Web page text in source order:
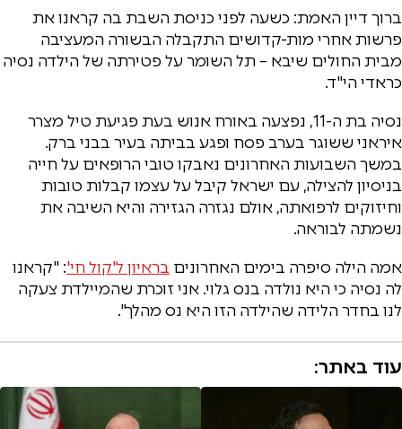
ברוך דיין האמת: כשעה לפני כניסת השבת בה קראנו את
פרשות אחרי מות-קדושים התקבלה הבשורה המעציבה
מבית החולים שיבא – תל השומר על פטירתה של הילדה נסיה
כראדי הי"ד.
נסיה בת ה-11, נפצעה באורח אנוש בעת פגיעת טיל מצרר
איראני ששוגר בערב פסח ופגע בביתה בעיר בבני ברק.
במשך השבועות האחרונים נאבקו טובי הרופאים על חייה
בניסיון להצילה, עם ישראל קיבל על עצמו קבלות טובות
וחיזוקים לרפואתה, אולם נגזרה הגזירה והיא השיבה את
נשמתה לבוראה.
אמה הילה סיפרה בימים האחרונים בראיון ל'קול חי': "קראנו
לה נסיה כי היא נולדה בנס גלוי. אני זוכרת שהמיילדת צעקה
לנו בחדר הלידה שהילדה הזו היא נס מהלך".
עוד באתר: